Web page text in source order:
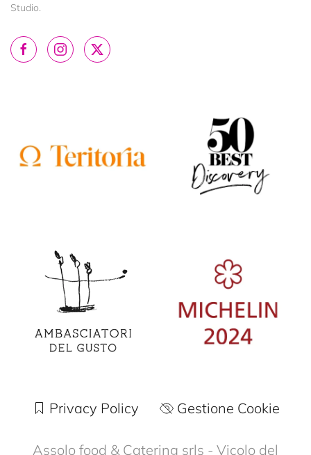
Studio.
Privacy Policy Gestione Cookie
Assolo food & Catering srls - Vicolo del